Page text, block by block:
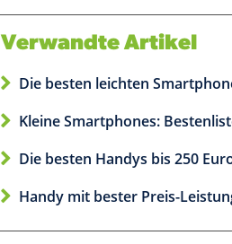
Verwandte Artikel
Die besten leichten
Kleine Smartphones:
Die besten Handys bis 250
Handy mit bester Preis-